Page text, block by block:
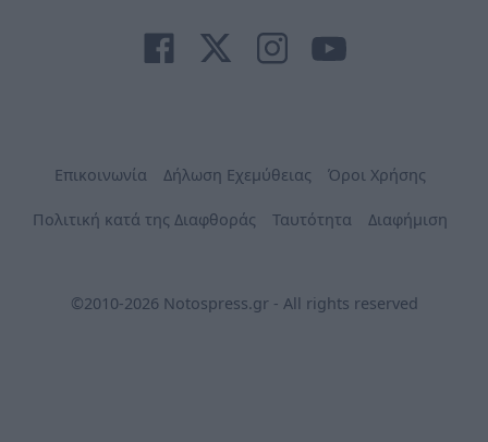
Επικοινωνία Δήλωση Εχεμύθειας Όροι Χρήσης
Πολιτική κατά της Διαφθοράς Ταυτότητα Διαφήμιση
©2010-2026 Notospress.gr - All rights reserved